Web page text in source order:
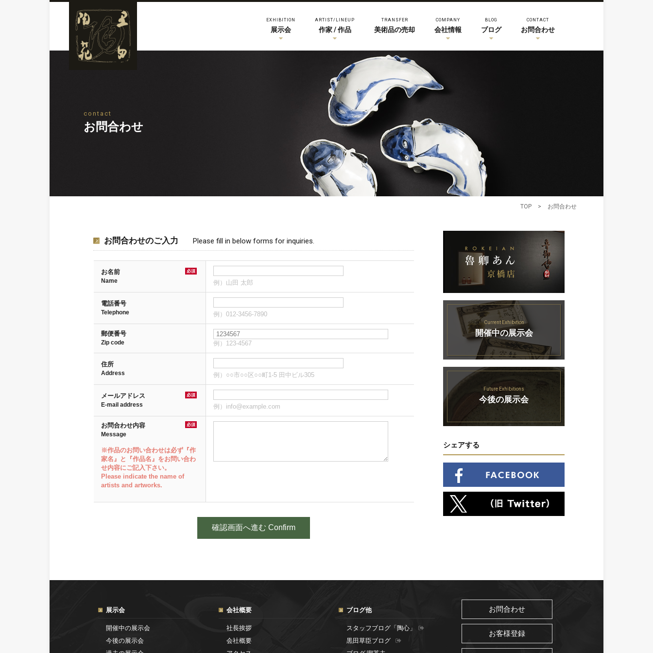
EXHIBITION
展示会
ARTIST/LINEUP
作家 / 作品
TRANSFER
美術品の売却
COMPANY
会社情報
BLOG
ブログ
CONTACT
お問合わせ
contact
お問合わせ
TOP > お問合わせ
お問合わせのご入力 Please fill in below forms for inquiries.
お名前 必須
Name 例）山田 太郎
電話番号
Telephone 例）012-3456-7890
郵便番号
Zip code 例）123-4567
住所
Address 例）○○市○○区○○町1-5 田中ビル305
メールアドレス 必須
E-mail address 例）info@example.com
お問合わせ内容 必須
Message
※作品のお問い合わせは必ず『作
家名』と『作品名』をお問い合わ
せ内容にご記入下さい。
Please indicate the name of
artists and artworks.
Current Exhibition
開催中の展示会
Future Exhibitions
今後の展示会
シェアする
展示会
開催中の展示会
今後の展示会
会社概要
社長挨拶
会社概要
ブログ他
スタッフブログ「陶心」
黒田草臣ブログ
お問合わせ
お客様登録